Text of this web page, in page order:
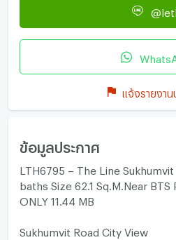
แจ้งรายงาน
ข้อมูลประกาศ
LTH6795 – The Line Sukhumvit
baths Size 62.1 Sq.M.Near
ONLY 11.44 MB
Sukhumvit Road City View